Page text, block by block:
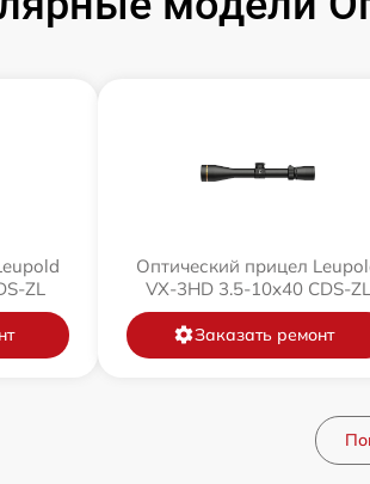
ZL
Оптический прицел
VX-3HD 3.5-10x40 CDS-ZL
Заказать ремонт